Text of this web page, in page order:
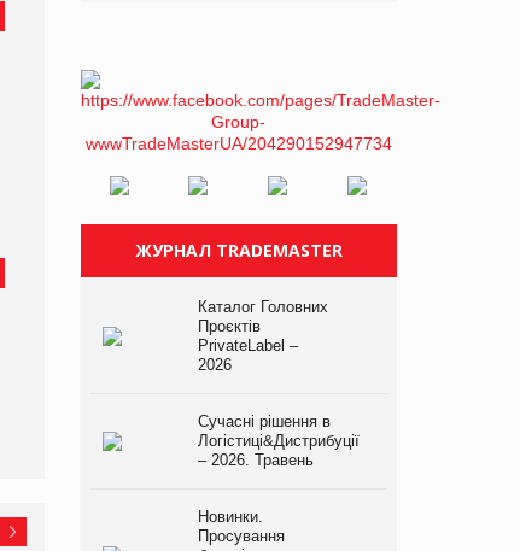
ЖУРНАЛ TRADEMASTER
Каталог Головних
Проєктів
PrivateLabel –
2026
Сучасні рішення в
Логістиці&Дистрибуції
– 2026. Травень
Новинки.
Просування